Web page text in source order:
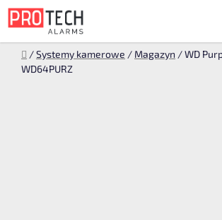
Przejść
do
Home
/Systemy kamerowe / Magazyn /WD
WD64PURZ